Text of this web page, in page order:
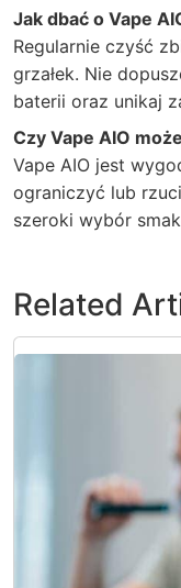
Jak dbać o Vape
Regularnie czyść
grzałek. Nie
baterii oraz unikaj
Czy Vape AIO
Vape AIO jest
ograniczyć lub
szeroki wybór
Related